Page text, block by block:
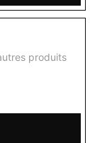
produits